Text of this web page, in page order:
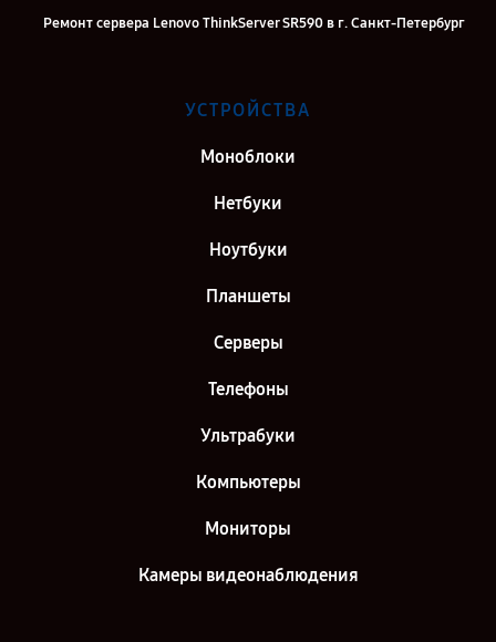
Ремонт сервера Lenovo ThinkServer SR590 в г. Санкт-Петербург
УСТРОЙСТВА
Моноблоки
Нетбуки
Ноутбуки
Планшеты
Серверы
Телефоны
Ультрабуки
Компьютеры
Мониторы
Камеры видеонаблюдения